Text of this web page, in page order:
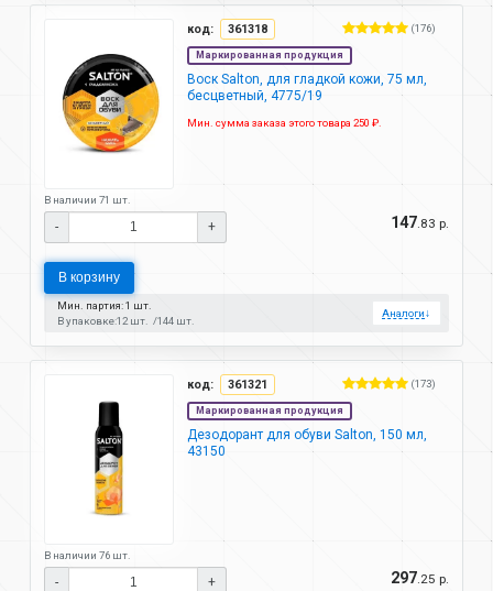
код: 361318 (176)
Маркированная продукция
Воск Salton, для гладкой кожи, 75 мл,
бесцветный, 4775/19
Мин. сумма заказа этого товара 250 ₽.
В наличии 71 шт.
- + 147 .83 р.
В корзину
Мин. партия: 1 шт.
В упаковке:12 шт. 144 шт.
Аналоги↓
код: 361321 (173)
Маркированная продукция
Дезодорант для обуви Salton, 150 мл,
43150
В наличии 76 шт.
- + 297 .25 р.